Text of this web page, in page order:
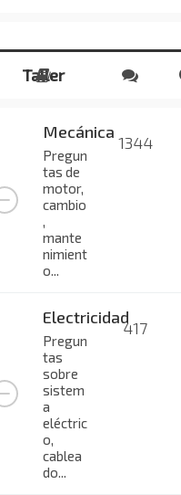
Taller
Mecánica
Pregun
tas de
motor,
cambio
,
mante
nimient
o...
1344
Electricidad
Pregun
tas
sobre
sistem
a
eléctric
o,
cablea
do...
417